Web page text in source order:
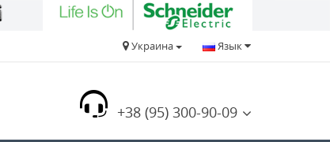
Язык
Украина
+38 (95) 300-90-09